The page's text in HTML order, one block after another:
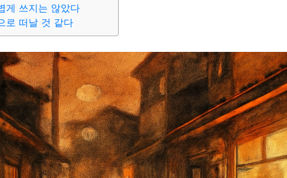
게 쓰지는 않았다
로 떠날 것 같다